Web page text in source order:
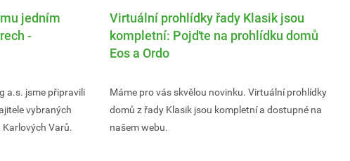
jedním
-
a.s. jsme připravili
vybraných
Karlových Varů.
Virtuální prohlídky řady Klasik jsou
kompletní: Pojďte na prohlídku domů
Eos a Ordo
Máme pro vás skvělou novinku. Virtuální prohlídky
domů z řady Klasik jsou kompletní a dostupné na
našem webu.